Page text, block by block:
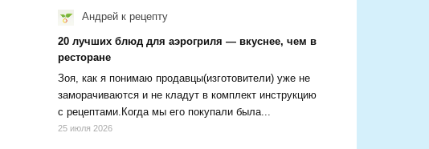
Андрей к рецепту
20 лучших блюд для аэрогриля — вкуснее, чем в
ресторане
Зоя, как я понимаю продавцы(изготовители) уже не
заморачиваются и не кладут в комплект инструкцию
с рецептами.Когда мы его покупали была...
25 июля 2026